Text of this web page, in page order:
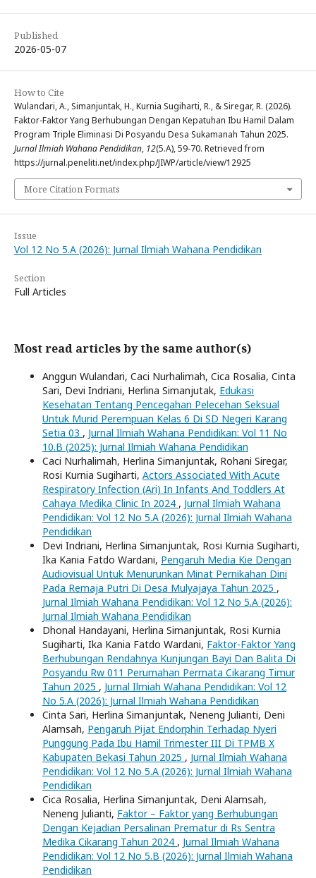
Published
2026-05-07
How to Cite
Wulandari, A., Simanjuntak, H., Kurnia Sugiharti, R., & Siregar, R. (2026).
Faktor-Faktor Yang Berhubungan Dengan Kepatuhan Ibu Hamil Dalam
Program Triple Eliminasi Di Posyandu Desa Sukamanah Tahun 2025.
Jurnal Ilmiah Wahana Pendidikan, 12(5.A), 59-70. Retrieved from
https://jurnal.peneliti.net/index.php/JIWP/article/view/12925
More Citation Formats
Issue
Vol 12 No 5.A (2026): Jurnal Ilmiah Wahana Pendidikan
Section
Full Articles
Most read articles by the same author(s)
Anggun Wulandari, Caci Nurhalimah, Cica Rosalia, Cinta
Sari, Devi Indriani, Herlina Simanjutak, Edukasi
Kesehatan Tentang Pencegahan Pelecehan Seksual
Untuk Murid Perempuan Kelas 6 Di SD Negeri Karang
Setia 03 , Jurnal Ilmiah Wahana Pendidikan: Vol 11 No
10.B (2025): Jurnal Ilmiah Wahana Pendidikan
Caci Nurhalimah, Herlina Simanjuntak, Rohani Siregar,
Rosi Kurnia Sugiharti, Actors Associated With Acute
Respiratory Infection (Ari) In Infants And Toddlers At
Cahaya Medika Clinic In 2024 , Jurnal Ilmiah Wahana
Pendidikan: Vol 12 No 5.A (2026): Jurnal Ilmiah Wahana
Pendidikan
Devi Indriani, Herlina Simanjuntak, Rosi Kurnia Sugiharti,
Ika Kania Fatdo Wardani, Pengaruh Media Kie Dengan
Audiovisual Untuk Menurunkan Minat Pernikahan Dini
Pada Remaja Putri Di Desa Mulyajaya Tahun 2025 ,
Jurnal Ilmiah Wahana Pendidikan: Vol 12 No 5.A (2026):
Jurnal Ilmiah Wahana Pendidikan
Dhonal Handayani, Herlina Simanjuntak, Rosi Kurnia
Sugiharti, Ika Kania Fatdo Wardani, Faktor-Faktor Yang
Berhubungan Rendahnya Kunjungan Bayi Dan Balita Di
Posyandu Rw 011 Perumahan Permata Cikarang Timur
Tahun 2025 , Jurnal Ilmiah Wahana Pendidikan: Vol 12
No 5.A (2026): Jurnal Ilmiah Wahana Pendidikan
Cinta Sari, Herlina Simanjuntak, Neneng Julianti, Deni
Alamsah, Pengaruh Pijat Endorphin Terhadap Nyeri
Punggung Pada Ibu Hamil Trimester III Di TPMB X
Kabupaten Bekasi Tahun 2025 , Jurnal Ilmiah Wahana
Pendidikan: Vol 12 No 5.A (2026): Jurnal Ilmiah Wahana
Pendidikan
Cica Rosalia, Herlina Simanjuntak, Deni Alamsah,
Neneng Julianti, Faktor – Faktor yang Berhubungan
Dengan Kejadian Persalinan Prematur di Rs Sentra
Medika Cikarang Tahun 2024 , Jurnal Ilmiah Wahana
Pendidikan: Vol 12 No 5.B (2026): Jurnal Ilmiah Wahana
Pendidikan